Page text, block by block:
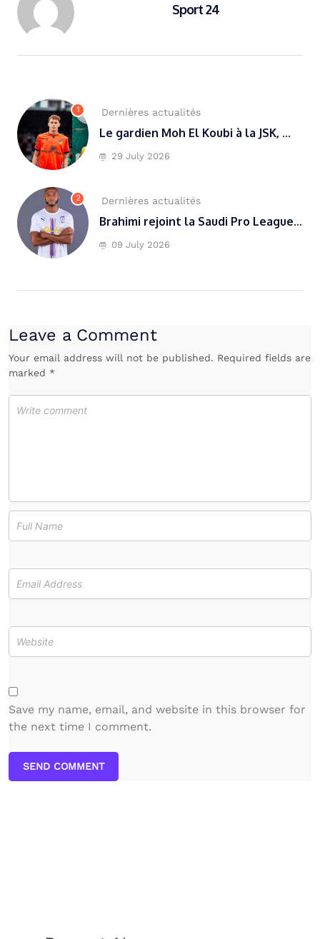
Sport 24
1 Dernières actualités
Le gardien Moh El Koubi à la JSK, ...
29 July 2026
2 Dernières actualités
Brahimi rejoint la Saudi Pro League...
09 July 2026
Leave a Comment
Your email address will not be published. Required fields are
marked *
Save my name, email, and website in this browser for
the next time I comment.
SEND COMMENT